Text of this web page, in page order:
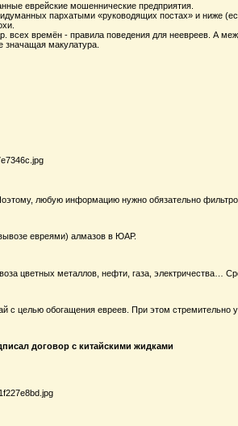
еврейские мошеннические предприятия.
пархатыми «руководящих постах» и ниже
всех времён - правила поведения для неевреев. А
значащая макулатура.
любую информацию нужно обязательно
евреями) алмазов в ЮАР.
цветных металлов, нефти, газа, электричества…
с целью обогащения евреев. При этом стремительно
договор с китайскими жидками